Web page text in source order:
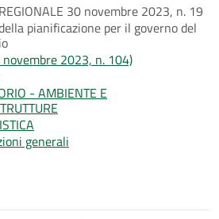
30 novembre 2023, n. 19
pianificazione per il governo del
novembre 2023, n. 104)
- AMBIENTE E
generali